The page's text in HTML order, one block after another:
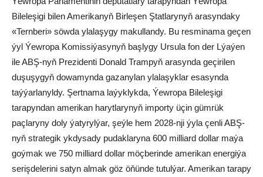
Bileleşigi bilen Amerikanyň Birleşen Ştatlarynyň arasyndaky
«Ternberi» söwda ylalaşygy makullandy. Bu resminama geçen
ýyl Ýewropa Komissiýasynyň başlygy Ursula fon der Lýaýen
ile ABŞ-nyň Prezidenti Donald Trampyň arasynda geçirilen
duşuşygyň dowamynda gazanylan ylalaşyklar esasynda
taýýarlanyldy. Şertnama laýyklykda, Ýewropa Bileleşigi
tarapyndan amerikan harytlarynyň importy üçin gümrük
paçlaryny doly ýatyrylýar, şeýle hem 2028-nji ýyla çenli ABŞ-
nyň strategik ykdysady pudaklaryna 600 milliard dollar maýa
goýmak we 750 milliard dollar möçberinde amerikan energiýa
serişdelerini satyn almak göz öňünde tutulýar. Amerikan tarapy